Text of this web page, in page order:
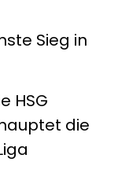
Sieg in
HSG
die